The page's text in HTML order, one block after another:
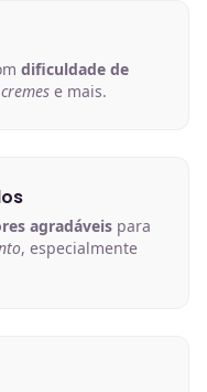
dificuldade de
e mais.
agradáveis para
, especialmente